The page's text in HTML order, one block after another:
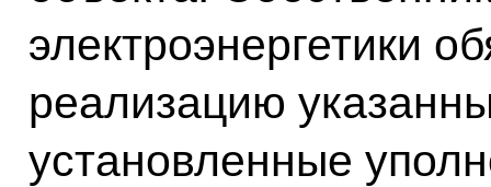
электроэнергетики
реализацию
установленные